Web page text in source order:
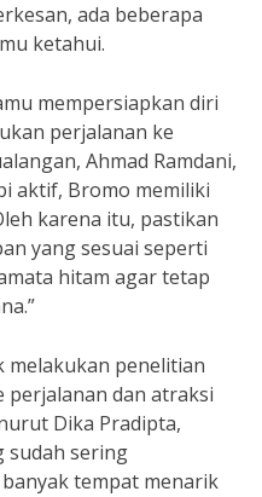
ada beberapa
ketahui.
mempersiapkan diri
perjalanan ke
Ahmad Ramdani,
aktif, Bromo memiliki
karena itu, pastikan
yang sesuai seperti
hitam agar tetap
melakukan penelitian
dan atraksi
Dika Pradipta,
sudah sering
tempat menarik